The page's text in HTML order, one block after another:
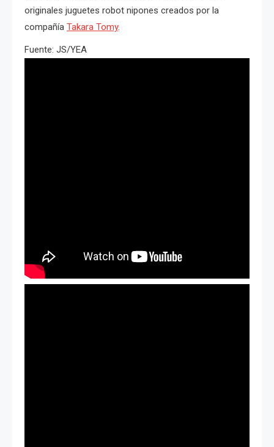
originales juguetes robot nipones creados por la
compañía Takara Tomy.
Fuente: JS/YEA